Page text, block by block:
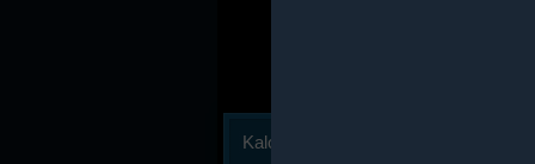
Kalóriaszámlálás